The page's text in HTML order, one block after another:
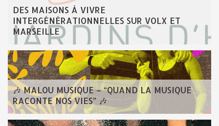
DES MAISONS À VIVRE
INTERGÉNÉRATIONNELLES SUR VOLX ET
MARSEILLE
🎶 MALOU MUSIQUE – “QUAND LA MUSIQUE
RACONTE NOS VIES” 🎶